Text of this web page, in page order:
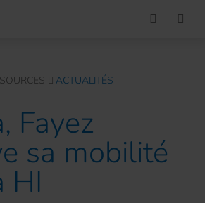
ACTUALITÉS
Fayez
sa mobilité
HI